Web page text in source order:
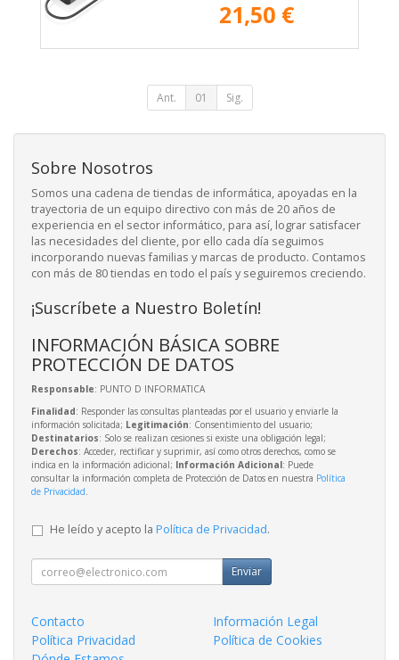
21,50 €
Ant. 01 Sig.
Sobre Nosotros
Somos una cadena de tiendas de informática, apoyadas en la
trayectoria de un equipo directivo con más de 20 años de
experiencia en el sector informático, para así, lograr satisfacer
las necesidades del cliente, por ello cada día seguimos
incorporando nuevas familias y marcas de producto. Contamos
con más de 80 tiendas en todo el país y seguiremos creciendo.
¡Suscríbete a Nuestro Boletín!
INFORMACIÓN BÁSICA SOBRE
PROTECCIÓN DE DATOS
Responsable: PUNTO D INFORMATICA
Finalidad: Responder las consultas planteadas por el usuario y enviarle la
información solicitada; Legitimación: Consentimiento del usuario;
Destinatarios: Solo se realizan cesiones si existe una obligación legal;
Derechos: Acceder, rectificar y suprimir, así como otros derechos, como se
indica en la información adicional; Información Adicional: Puede
consultar la información completa de Protección de Datos en nuestra Política
de Privacidad.
He leído y acepto la Política de Privacidad.
Enviar
Contacto
Información Legal
Política Privacidad
Política de Cookies